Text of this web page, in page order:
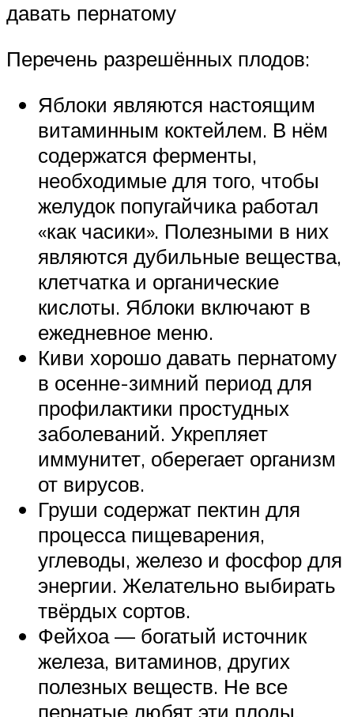
давать пернатому
Перечень разрешённых плодов:
Яблоки являются настоящим
витаминным коктейлем. В нём
содержатся ферменты,
необходимые для того, чтобы
желудок попугайчика работал
«как часики». Полезными в них
являются дубильные вещества,
клетчатка и органические
кислоты. Яблоки включают в
ежедневное меню.
Киви хорошо давать пернатому
в осенне-зимний период для
профилактики простудных
заболеваний. Укрепляет
иммунитет, оберегает организм
от вирусов.
Груши содержат пектин для
процесса пищеварения,
углеводы, железо и фосфор для
энергии. Желательно выбирать
твёрдых сортов.
Фейхоа — богатый источник
железа, витаминов, других
полезных веществ. Не все
пернатые любят эти плоды.